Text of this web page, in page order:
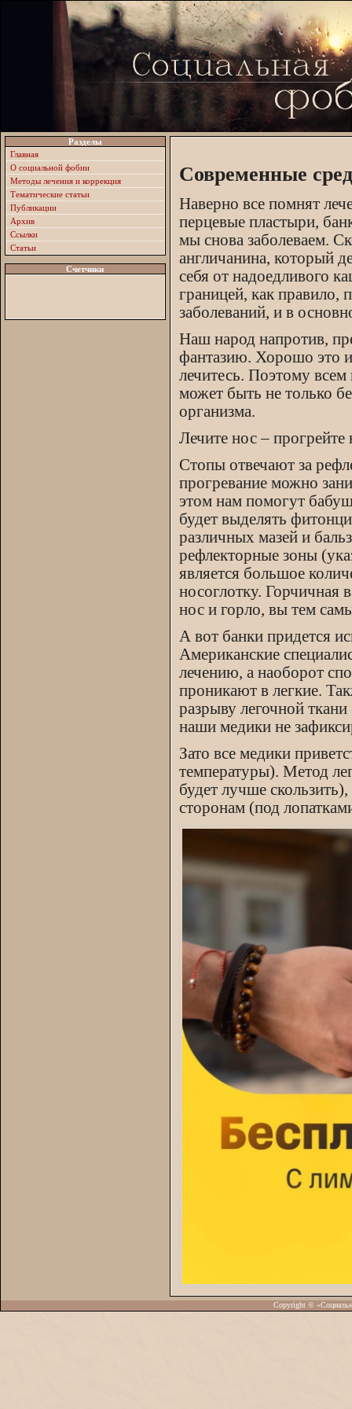
Разделы
Главная
О социальной фобии
Методы лечения и коррекция
Тематические статьи
Публикации
Архив
Ссылки
Статьи
Счетчики
Современные
Наверно все помнят
перцевые пластыри,
мы снова заболеваем.
англичанина, который
себя от надоедливого
границей, как правило,
заболеваний, и в
Наш народ напротив,
фантазию. Хорошо это
лечитесь. Поэтому
может быть не только
организма.
Лечите нос – прогрейте
Стопы отвечают за
прогревание можно
этом нам помогут
будет выделять
различных мазей и
рефлекторные зоны
является большое
носоглотку. Горчичная
нос и горло, вы тем
А вот банки придется
Американские
лечению, а наоборот
проникают в легкие.
разрыву легочной
наши медики не
Зато все медики
температуры). Метод
будет лучше
сторонам (под
Copyright ©